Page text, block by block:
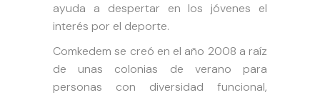
ayuda a despertar en los jóvenes el
interés por el deporte.
Comkedem se creó en el año 2008 a raíz
de unas colonias de verano para
personas con diversidad funcional,